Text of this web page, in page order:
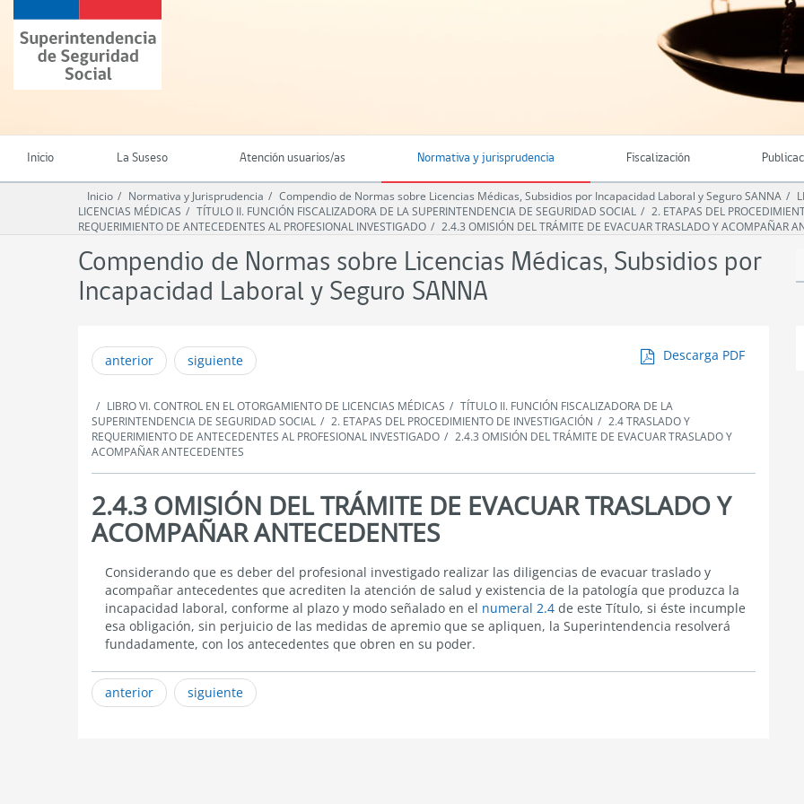
contenido
principal
Superintendencia
de
Seguridad
(SUSESO)
Chile
Inicio La Suseso Atención usuarios/as Normativa y jurisprudencia Fiscalización
Inicio Normativa y Jurisprudencia Compendio de Normas sobre Licencias Médicas, Subsidios por Incapacidad Laboral y Seguro SANNA
LICENCIAS MÉDICAS
TÍTULO II. FUNCIÓN FISCALIZADORA DE LA SUPERINTENDENCIA DE SEGURIDAD SOCIAL 2. ETAPAS DEL
REQUERIMIENTO DE ANTECEDENTES AL PROFESIONAL INVESTIGADO
2.4.3 OMISIÓN DEL TRÁMITE DE EVACUAR TRASLADO Y ACOMPAÑAR
Compendio de Normas sobre Licencias Médicas, Subsidios por
Incapacidad Laboral y Seguro SANNA
Descarga PDF
anterior siguiente
LIBRO VI. CONTROL EN EL OTORGAMIENTO DE LICENCIAS MÉDICAS
TÍTULO II. FUNCIÓN FISCALIZADORA DE LA
SUPERINTENDENCIA DE SEGURIDAD SOCIAL
2. ETAPAS DEL PROCEDIMIENTO DE INVESTIGACIÓN
2.4 TRASLADO Y
REQUERIMIENTO DE ANTECEDENTES AL PROFESIONAL INVESTIGADO
2.4.3 OMISIÓN DEL TRÁMITE DE EVACUAR TRASLADO Y
ACOMPAÑAR ANTECEDENTES
2.4.3 OMISIÓN DEL TRÁMITE DE EVACUAR TRASLADO Y
ACOMPAÑAR ANTECEDENTES
2.4.3
OMISIÓN
DEL
TRÁMITE
DE
EVACUAR
Y
ACOMPAÑAR
ANTECEDENTES
Considerando que es deber del profesional investigado realizar las diligencias de evacuar traslado y
acompañar antecedentes que acrediten la atención de salud y existencia de la patología que produzca la
incapacidad laboral, conforme al plazo y modo señalado en el numeral 2.4 de este Título, si éste incumple
esa obligación, sin perjuicio de las medidas de apremio que se apliquen, la Superintendencia resolverá
fundadamente, con los antecedentes que obren en su poder.
anterior siguiente